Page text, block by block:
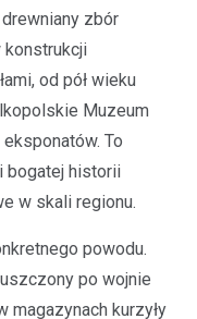
zbór
konstrukcji
od pół wieku
Muzeum
To
bogatej historii
w skali regionu.
powodu.
po wojnie
magazynach kurzyły